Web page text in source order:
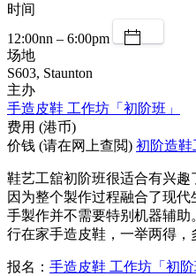
时间
12:00nn – 6:00pm
场地
S603, Staunton
主办
手造皮鞋 工作坊「初阶班」
费用 (港币)
价钱 (请在网上查閲) 初阶造鞋
鞋艺工舘初阶班很适合有兴趣
因为整个製作过程融合了现
手製作并不需要特别机器辅
行在家手造皮鞋，一举两得，
报名： 手造皮鞋 工作坊「初阶